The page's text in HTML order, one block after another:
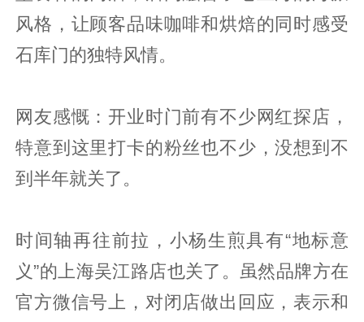
风格，让顾客品味咖啡和烘焙的同时感受
石库门的独特风情。
网友感慨：开业时门前有不少网红探店，
特意到这里打卡的粉丝也不少，没想到不
到半年就关了。
时间轴再往前拉，小杨生煎具有“地标意
义”的上海吴江路店也关了。虽然品牌方在
官方微信号上，对闭店做出回应，表示和